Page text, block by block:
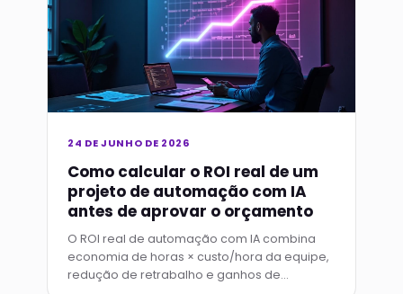
24 DE JUNHO DE 2026
Como calcular o ROI real de um
projeto de automação com IA
antes de aprovar o orçamento
O ROI real de automação com IA combina
economia de horas × custo/hora da equipe,
redução de retrabalho e ganhos de